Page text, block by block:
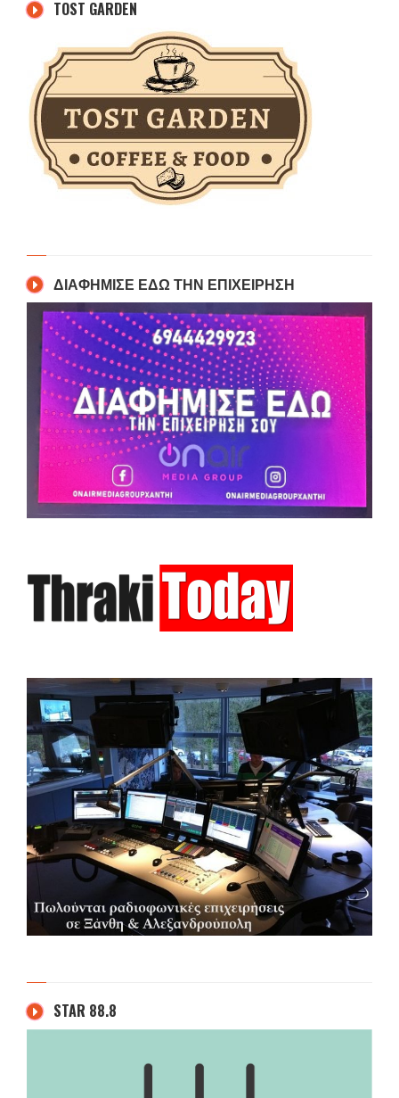
TOST GARDEN
ΔΙΑΦΗΜΙΣΕ ΕΔΩ ΤΗΝ ΕΠΙΧΕΙΡΗΣΗ
STAR 88.8